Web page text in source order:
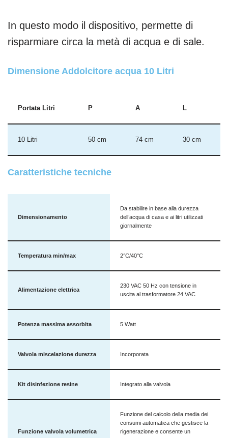
In questo modo il dispositivo, permette di
risparmiare circa la metà di acqua e di sale.
Dimensione Addolcitore acqua 10 Litri
Portata Litri P A L
10 Litri 50 cm 74 cm 30 cm
Caratteristiche tecniche
Dimensionamento
Da stabilire in base alla durezza
dell’acqua di casa e ai litri utilizzati
giornalmente
Temperatura min/max 2°C/40°C
Alimentazione elettrica
230 VAC 50 Hz con tensione in
uscita al trasformatore 24 VAC
Potenza massima assorbita 5 Watt
Valvola miscelazione durezza Incorporata
Kit disinfezione resine Integrato alla valvola
Funzione valvola volumetrica
Funzione del calcolo della media dei
consumi automatica che gestisce la
rigenerazione e consente un